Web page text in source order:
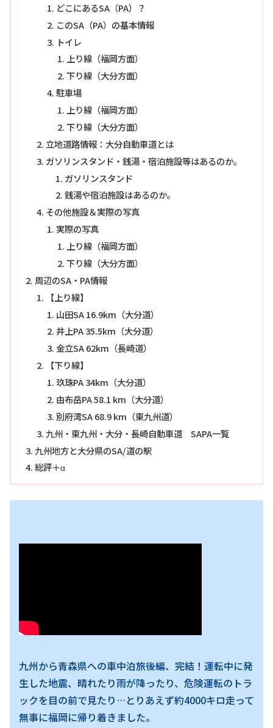
どこにあるSA（PA）？
このSA（PA）の基本情報
トイレ
上り線（福岡方面）
下り線（大分方面）
駐車場
上り線（福岡方面）
下り線（大分方面）
立地道路情報：大分自動車道とは
ガソリンスタンド・銭湯・宿泊施設等はあるのか。
ガソリンスタンド
銭湯や宿泊施設はあるのか。
その他施設＆実際の写真
実際の写真
上り線（福岡方面）
下り線（大分方面）
周辺のSA・PA情報
【上り線】
山田SA 16.9km（大分道）
井上PA 35.5km（大分道）
金立SA 62km（長崎道）
【下り線】
玖珠PA 34km（大分道）
由布岳PA 58.1 km（大分道）
別府湾SA 68.9 km（東九州道）
九州・東九州・大分・長崎自動車道 SAPA一覧
九州地方と大分県のSA/道の駅
総評＋α
九州から青森県への車中泊旅後編、完結！運転中に発
生した地震、晴れたり雨が降ったり、危険運転のトラ
ックを目の前で見たり…とりあえず約4000キロ走って
無事に福岡に帰り着きました。